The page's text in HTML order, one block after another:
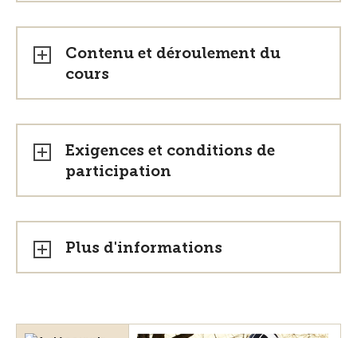
Contenu et déroulement du
cours
Exigences et conditions de
participation
Plus d'informations